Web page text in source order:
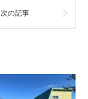
次の記事